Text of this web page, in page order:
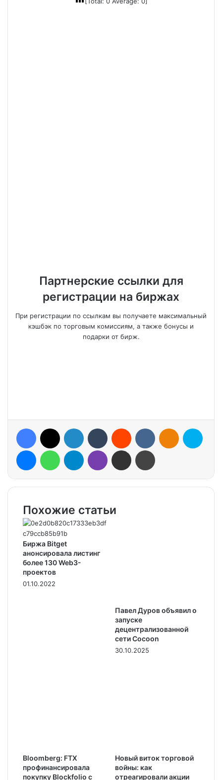
Партнерские ссылки для
регистрации на биржах
При регистрации по ссылкам вы получаете максимальный
кэшбэк по торговым комиссиям, а также бонусы и
подарки от бирж.
Похожие статьи
Биржа Bitget
анонсировала листинг
более 130 Web3-
проектов
01.10.2022
Павел Дуров объявил о
запуске
децентрализованной
сети Cocoon
30.10.2025
Bloomberg: FTX
профинансировала
покупку Blockfolio с
Новый виток торговой
войны: как
отреагировали акции